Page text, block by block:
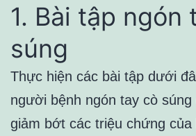
1. Bài tập ngón
súng
Thực hiện các bài tập dưới
người bệnh ngón tay cò súng
giảm bớt các triệu chứng của